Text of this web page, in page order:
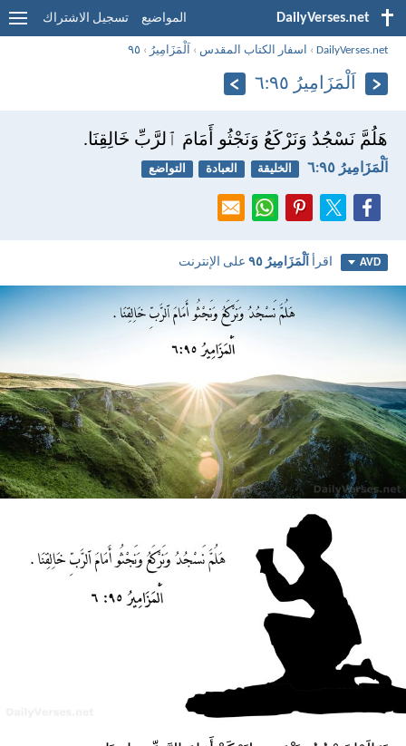
DailyVerses.net المواضيع تسجيل الاشتراك
DailyVerses.net
› اسفار الكتاب المقدس › اَلْمَزَامِيرُ › ٩٥
اَلْمَزَامِيرُ ٩٥:‏٦
هَلُمَّ نَسْجُدُ وَنَرْكَعُ وَنَجْثُو أَمَامَ ٱلرَّبِّ خَالِقِنَا.
اَلْمَزَامِيرُ ٩٥:‏٦ الخليقة العبادة التواضع
AVD اقرأاَلْمَزَامِيرُ ٩٥ على الإنترنت